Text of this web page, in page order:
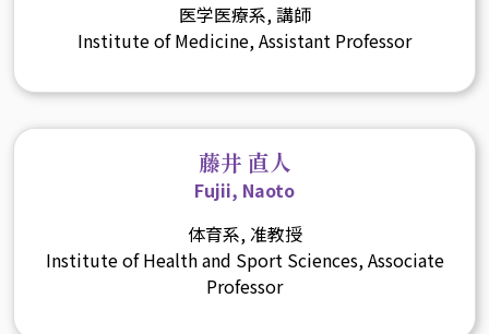
医学医療系, 講師
Institute of Medicine, Assistant Professor
藤井 直人
Fujii, Naoto
体育系, 准教授
Institute of Health and Sport Sciences, Associate
Professor